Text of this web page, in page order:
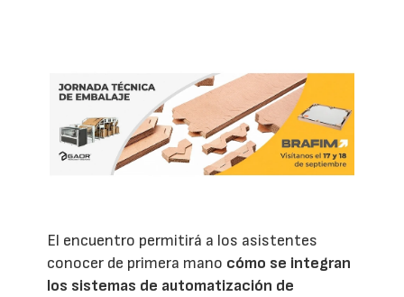
El encuentro permitirá a los asistentes
conocer de primera mano cómo se integran
los sistemas de automatización de